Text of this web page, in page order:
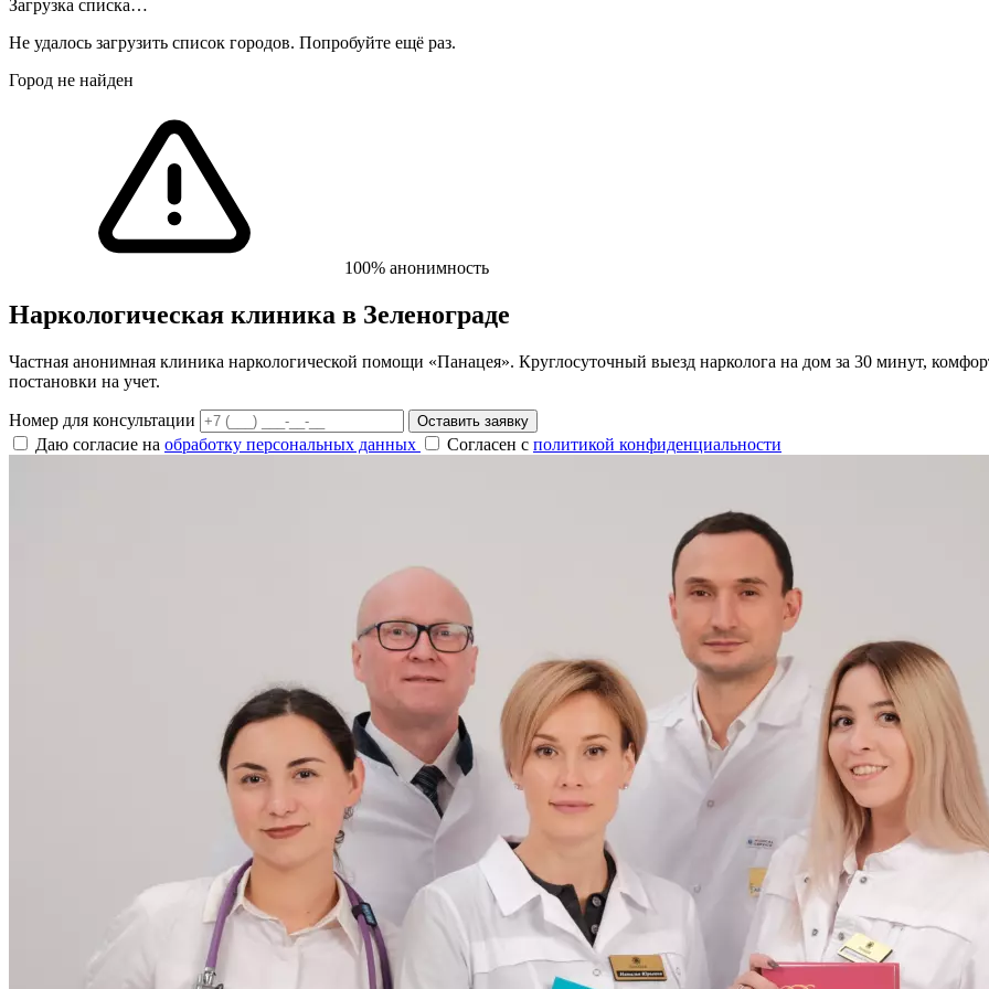
Загрузка списка…
Не удалось загрузить список городов. Попробуйте ещё раз.
Город не найден
100% анонимность
Наркологическая клиника в Зеленограде
Частная анонимная клиника наркологической помощи «Панацея». Круглосуточный выезд нарколога на дом за 30 минут,
постановки на учет.
Номер для консультации Оставить заявку
Даю согласие на обработку персональных данных Согласен с политикой конфиденциальности